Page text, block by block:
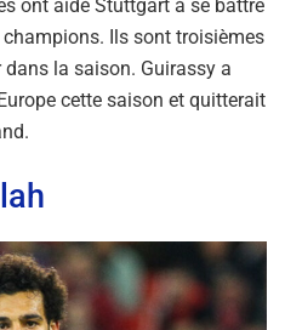
ont aidé Stuttgart à se battre
Ils sont troisièmes
la saison. Guirassy a
cette saison et quitterait